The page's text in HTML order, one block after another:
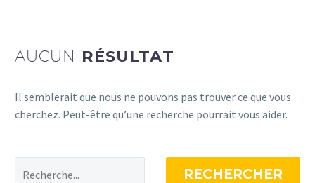
AUCUN RÉSULTAT
Il semblerait que nous ne pouvons pas trouver ce que vous
cherchez. Peut-être qu’une recherche pourrait vous aider.
RECHERCHER